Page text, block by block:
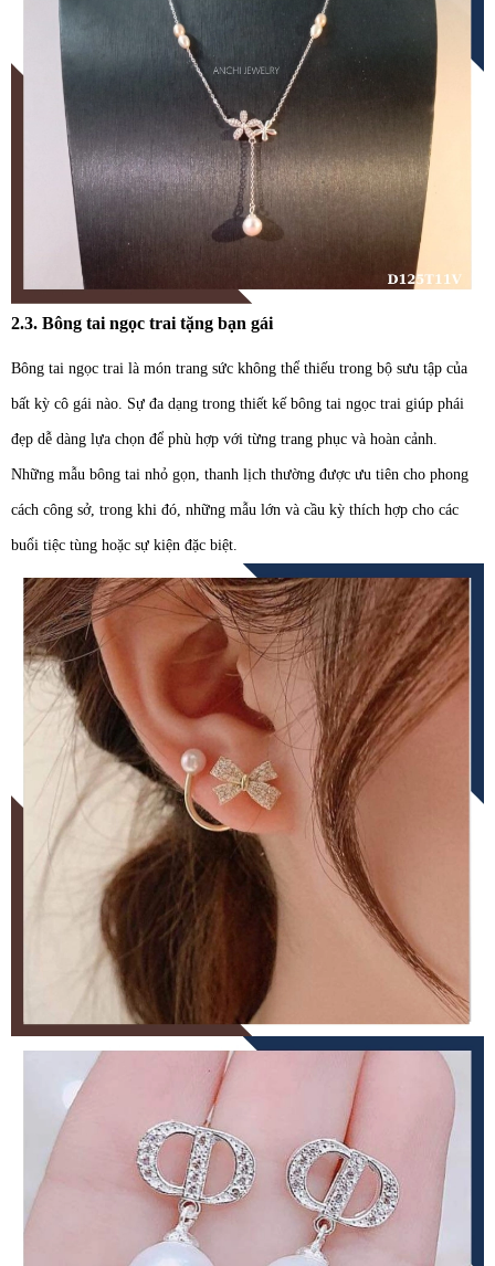
2.3. Bông tai ngọc trai tặng bạn gái
Bông tai ngọc trai là món trang sức không thể thiếu trong bộ sưu tập của
bất kỳ cô gái nào. Sự đa dạng trong thiết kế bông tai ngọc trai giúp phái
đẹp dễ dàng lựa chọn để phù hợp với từng trang phục và hoàn cảnh.
Những mẫu bông tai nhỏ gọn, thanh lịch thường được ưu tiên cho phong
cách công sở, trong khi đó, những mẫu lớn và cầu kỳ thích hợp cho các
buổi tiệc tùng hoặc sự kiện đặc biệt.